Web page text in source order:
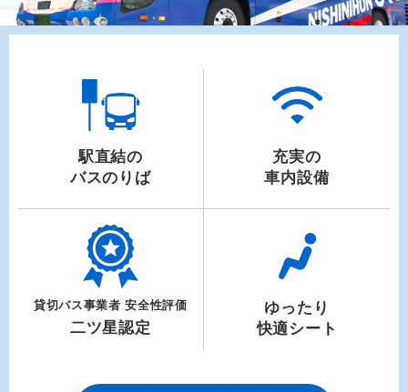
駅直結の
バスのりば
充実の
車内設備
貸切バス事業者 安全性評価
二ツ星認定
ゆったり
快適シート